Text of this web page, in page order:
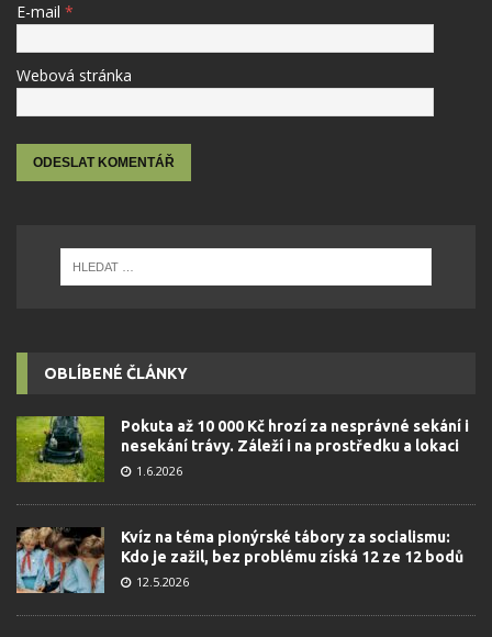
E-mail *
Webová stránka
OBLÍBENÉ ČLÁNKY
Pokuta až 10 000 Kč hrozí za nesprávné sekání i
nesekání trávy. Záleží i na prostředku a lokaci
1.6.2026
Kvíz na téma pionýrské tábory za socialismu:
Kdo je zažil, bez problému získá 12 ze 12 bodů
12.5.2026